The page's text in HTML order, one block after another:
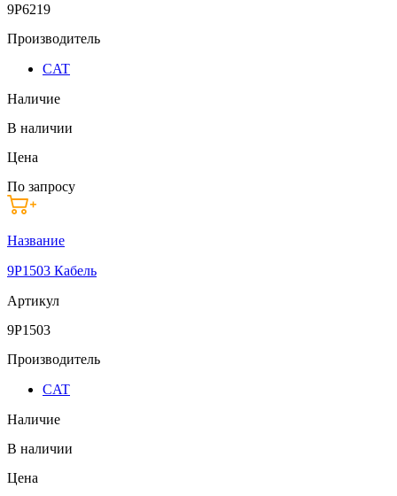
9P6219
Производитель
CAT
Наличие
В наличии
Цена
По запросу
Название
9P1503 Кабель
Артикул
9P1503
Производитель
CAT
Наличие
В наличии
Цена